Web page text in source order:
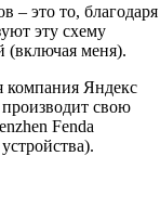
– это то, благодаря
эту схему
(включая меня).
компания Яндекс
свою
Fenda